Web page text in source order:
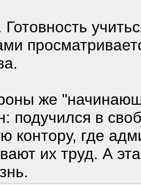
же
подучился в
контору, где
их труд. А